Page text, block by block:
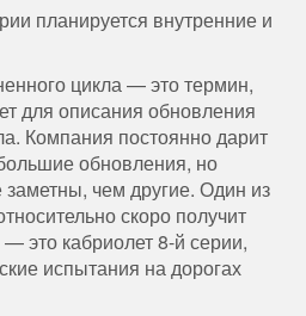
планируется внутренние и
цикла — это термин,
для описания обновления
Компания постоянно дарит
обновления, но
чем другие. Один из
скоро получит
это кабриолет 8-й серии,
испытания на дорогах